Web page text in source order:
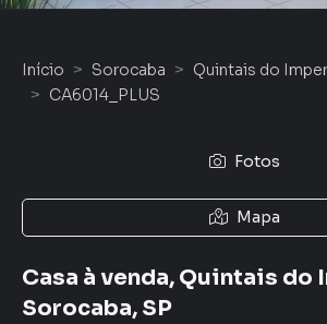
Início Sorocaba Quintais do
CA6014_PLUS
Fotos
Mapa
Casa à venda, Quintais do
Sorocaba, SP